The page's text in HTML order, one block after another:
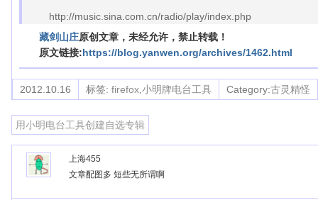
http://music.sina.com.cn/radio/play/index.php
藏剑山庄原创文章，未经允许，禁止转载！
原文链接:https://blog.yanwen.org/archives/1462.html
2012.10.16 标签: firefox 小明牌电台工具 Category:古灵精怪
用小明电台工具创建自选专辑
上海455
文章配图多 短些无所谓啊